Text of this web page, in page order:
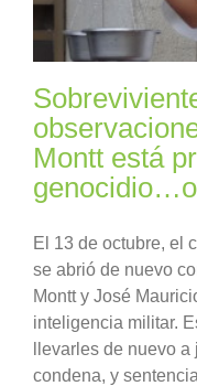
Montt está
El 13 de octubre, el
se abrió de nuevo
Montt y José
inteligencia militar.
llevarles de nuevo
condena, y